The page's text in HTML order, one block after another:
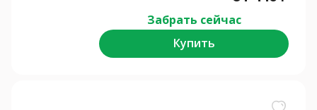
Забрать сейчас
Купить